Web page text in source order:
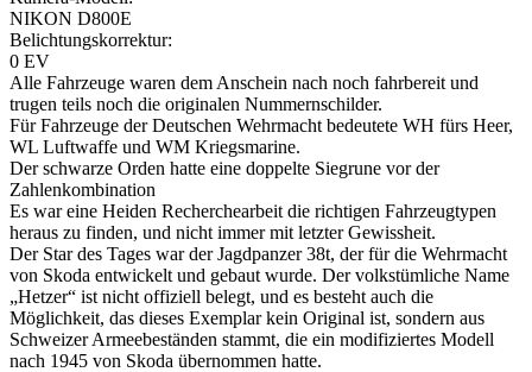
NIKON D800E
Belichtungskorrektur:
0 EV
Alle Fahrzeuge waren dem Anschein nach noch fahrbereit und
trugen teils noch die originalen Nummernschilder.
Für Fahrzeuge der Deutschen Wehrmacht bedeutete WH fürs Heer,
WL Luftwaffe und WM Kriegsmarine.
Der schwarze Orden hatte eine doppelte Siegrune vor der
Zahlenkombination
Es war eine Heiden Recherchearbeit die richtigen Fahrzeugtypen
heraus zu finden, und nicht immer mit letzter Gewissheit.
Der Star des Tages war der Jagdpanzer 38t, der für die Wehrmacht
von Skoda entwickelt und gebaut wurde. Der volkstümliche Name
„Hetzer“ ist nicht offiziell belegt, und es besteht auch die
Möglichkeit, das dieses Exemplar kein Original ist, sondern aus
Schweizer Armeebeständen stammt, die ein modifiziertes Modell
nach 1945 von Skoda übernommen hatte.